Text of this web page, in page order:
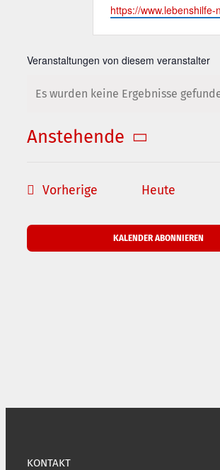
Webseite
https://
Veranstaltungen von diesem veranstalter
Es wurden keine Ergebnisse
Anstehende
VorherigeVeranstaltungen
Heute
KALENDER ABONNIEREN
KONTAKT